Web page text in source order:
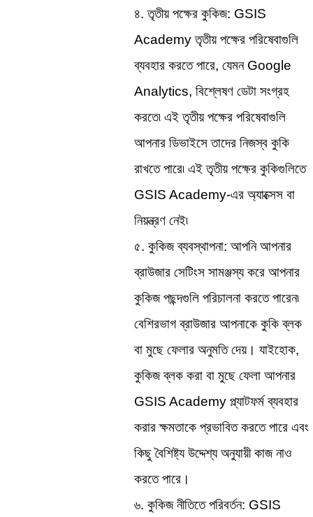
৪. তৃতীয় পক্ষের কুকিজ: GSIS
Academy তৃতীয় পক্ষের পরিষেবাগুলি
ব্যবহার করতে পারে, যেমন Google
Analytics, বিশ্লেষণ ডেটা সংগ্রহ
করতে৷ এই তৃতীয় পক্ষের পরিষেবাগুলি
আপনার ডিভাইসে তাদের নিজস্ব কুকি
রাখতে পারে৷ এই তৃতীয় পক্ষের কুকিগুলিতে
GSIS Academy-এর অ্যাক্সেস বা
নিয়ন্ত্রণ নেই৷
৫. কুকিজ ব্যবস্থাপনা: আপনি আপনার
ব্রাউজার সেটিংস সামঞ্জস্য করে আপনার
কুকিজ পছন্দগুলি পরিচালনা করতে পারেন৷
বেশিরভাগ ব্রাউজার আপনাকে কুকি ব্লক
বা মুছে ফেলার অনুমতি দেয়। যাইহোক,
কুকিজ ব্লক করা বা মুছে ফেলা আপনার
GSIS Academy প্ল্যাটফর্ম ব্যবহার
করার ক্ষমতাকে প্রভাবিত করতে পারে এবং
কিছু বৈশিষ্ট্য উদ্দেশ্য অনুযায়ী কাজ নাও
করতে পারে।
৬. কুকিজ নীতিতে পরিবর্তন: GSIS